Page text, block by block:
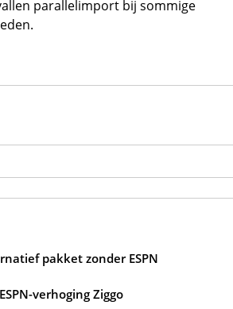
parallelimport bij sommige
pakket zonder ESPN
verhoging Ziggo